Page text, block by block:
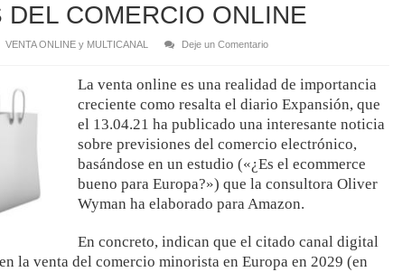
DEL COMERCIO ONLINE
VENTA ONLINE y MULTICANAL
Deje un Comentario
La venta online es una realidad de importancia
creciente como resalta el diario Expansión, que
el 13.04.21 ha publicado una interesante noticia
sobre previsiones del comercio electrónico,
basándose en un estudio («¿Es el ecommerce
bueno para Europa?») que la consultora Oliver
Wyman ha elaborado para Amazon.
En concreto, indican que el citado canal digital
la venta del comercio minorista en Europa en 2029 (en